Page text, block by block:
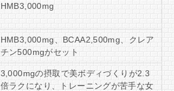
HMB3,000mg
HMB3,000mg、BCAA2,500mg、クレア
チン500mgがセット
3,000mgの摂取で美ボディづくりが2.3
倍ラクになり、トレーニングが苦手な女